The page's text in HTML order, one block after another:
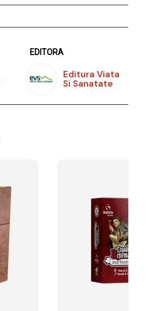
EDITORA
Editura Viata
Si Sanatate